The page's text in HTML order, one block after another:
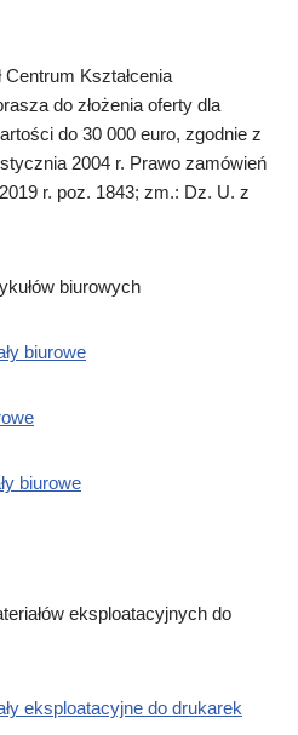
Centrum Kształcenia
do złożenia oferty dla
do 30 000 euro, zgodnie z
2004 r. Prawo zamówień
r. poz. 1843; zm.: Dz. U. z
biurowych
biurowe
biurowe
eksploatacyjnych do
eksploatacyjne do drukarek